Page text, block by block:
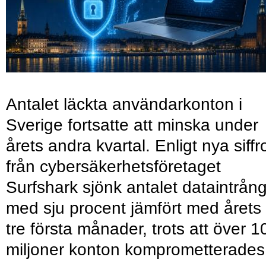
Antalet läckta användarkonton i
Sverige fortsatte att minska under
årets andra kvartal. Enligt nya
från cybersäkerhetsföretaget
Surfshark sjönk antalet
med sju procent jämfört med årets
tre första månader, trots att över
miljoner konton komprometterades